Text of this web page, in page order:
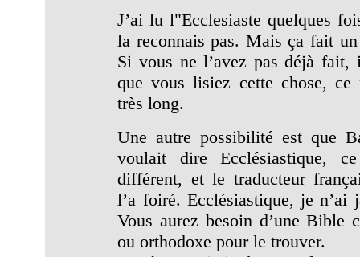
J’ai lu l"Ecclesiaste quelques
la reconnais pas. Mais ça fait
Si vous ne l’avez pas déjà fait,
que vous lisiez cette chose, ce
très long.
Une autre possibilité est que
voulait dire Ecclésiastique,
différent, et le traducteur
l’a foiré. Ecclésiastique, je n’ai
Vous aurez besoin d’une Bible
ou orthodoxe pour le trouver.